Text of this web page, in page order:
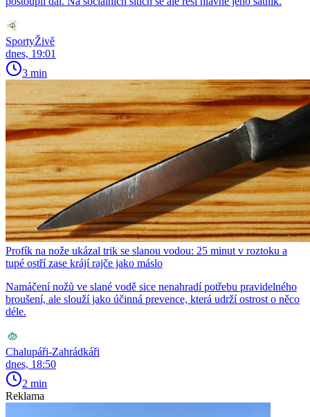
SportyŽivě
dnes, 19:01
3 min
Profík na nože ukázal trik se slanou vodou: 25 minut v roztoku a
tupé ostří zase krájí rajče jako máslo
Namáčení nožů ve slané vodě sice nenahradí potřebu pravidelného
broušení, ale slouží jako účinná prevence, která udrží ostrost o něco
déle.
Chalupáři-Zahrádkáři
dnes, 18:50
2 min
Reklama